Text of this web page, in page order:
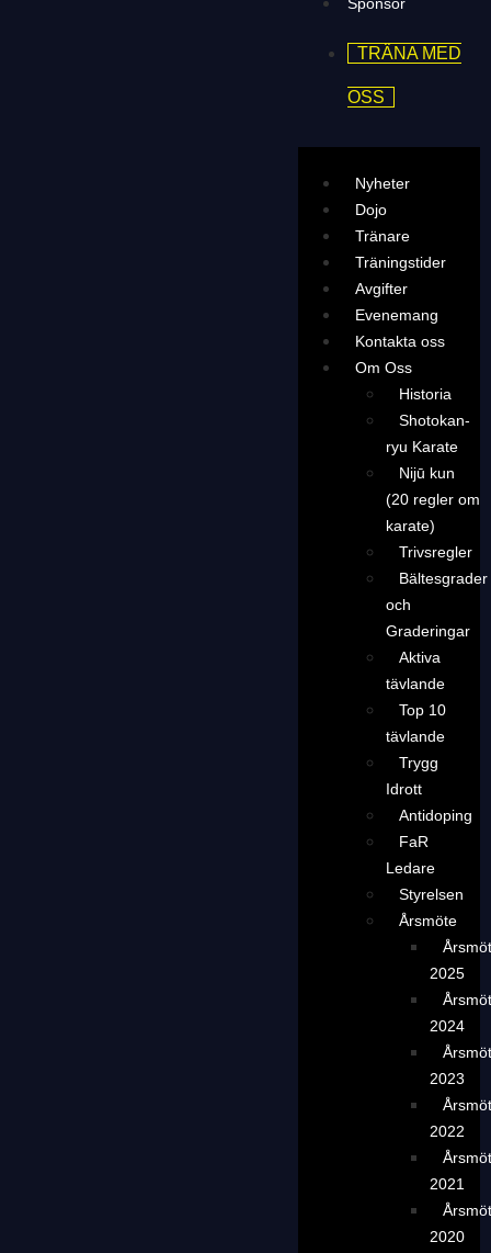
TRÄNA MED
OSS
Nyheter
Dojo
Tränare
Träningstider
Avgifter
Evenemang
Kontakta oss
Om Oss
Historia
Shotokan-
ryu Karate
Nijū kun
(20 regler om
karate)
Trivsregler
Bältesgrader
och
Graderingar
Aktiva
tävlande
Top 10
tävlande
Trygg
Idrott
Antidoping
FaR
Ledare
Styrelsen
Årsmöte
2025
2024
2023
2022
2021
2020